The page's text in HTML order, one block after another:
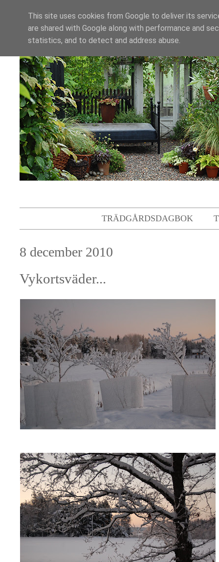
TRÄDGÅRDSDAGBOK
8 december 2010
Vykortsväder...
This site uses cookies from Google to deliver its
are shared with Google along with performance and
statistics, and to detect and address abuse.